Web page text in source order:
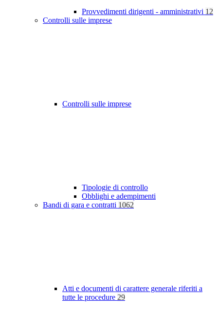
Provvedimenti dirigenti - amministrativi 12
Controlli sulle imprese
Controlli sulle imprese
Tipologie di controllo
Obblighi e adempimenti
Bandi di gara e contratti 1062
Atti e documenti di carattere generale riferiti a
tutte le procedure 29